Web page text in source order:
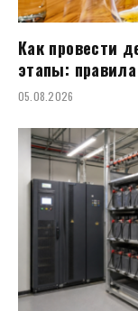
Как провести
этапы:
05.08.2026